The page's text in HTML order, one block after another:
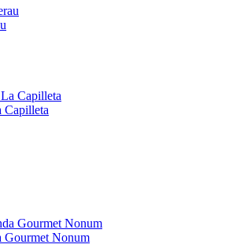
Capilleta
Gourmet Nonum